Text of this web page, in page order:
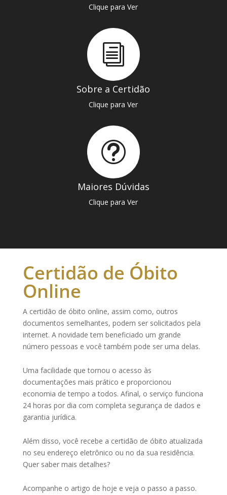
Clique para Ver
i
Sobre a Certidão
Clique para Ver
t
Maiores Dúvidas
Clique para Ver
Certidão de Óbito
Online
A certidão de óbito online, assim como, outros
documentos semelhantes, podem ser solicitados pela
internet. A novidade tem beneficiado um grande
número pessoas e você também pode ser uma delas.
Uma facilidade que tornou o acesso às
documentações mais prático e proporcionou
economia de tempo a todos. Afinal, o serviço funciona
24 horas por dia com completa segurança de dados e
garantia jurídica.
Além disso, você recebe a certidão de óbito atualizada
no seu endereço eletrônico ou no da sua residência.
Quer saber mais detalhes?
Acompanhe o artigo de hoje e veja o passo a passo.